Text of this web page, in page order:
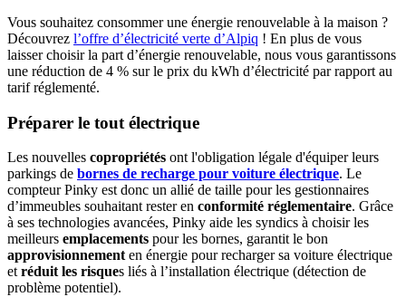
Vous souhaitez consommer une énergie renouvelable à la maison ?
Découvrez l’offre d’électricité verte d’Alpiq ! En plus de vous
laisser choisir la part d’énergie renouvelable, nous vous garantissons
une réduction de 4 % sur le prix du kWh d’électricité par rapport au
tarif réglementé.
Préparer le tout électrique
Les nouvelles copropriétés ont l'obligation légale d'équiper leurs
parkings de bornes de recharge pour voiture électrique. Le
compteur Pinky est donc un allié de taille pour les gestionnaires
d’immeubles souhaitant rester en conformité réglementaire. Grâce
à ses technologies avancées, Pinky aide les syndics à choisir les
meilleurs emplacements pour les bornes, garantit le bon
approvisionnement en énergie pour recharger sa voiture électrique
et réduit les risques liés à l’installation électrique (détection de
problème potentiel).